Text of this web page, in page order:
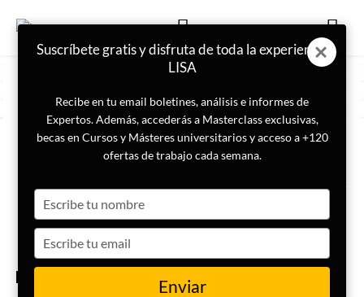
ETIQUETA
verificación digital
OSINT y conflictos híbridos: la
nueva vanguardia de la
inteligencia militar
Suscríbete gratis y disfruta de toda la experiencia
LISA
Recibe en tu email boletines, análisis e informes de
Expertos. Además, accederás a Masterclass exclusivas,
becas en Cursos y Másteres universitarios y acceso a +120
ofertas de trabajo cada semana.
your
name
your
email
Enviar